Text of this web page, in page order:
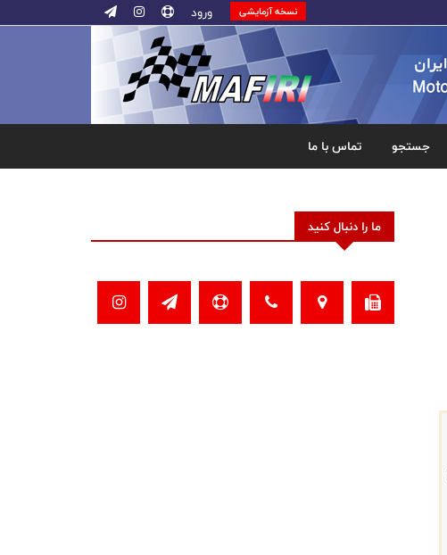
نسخه آزمایشی ورود
جستجو تماس با ما
ما را دنبال کنید